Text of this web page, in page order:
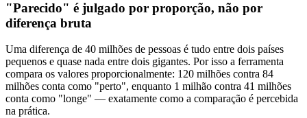
"Parecido" é julgado por proporção, não por
diferença bruta
Uma diferença de 40 milhões de pessoas é tudo entre dois países
pequenos e quase nada entre dois gigantes. Por isso a ferramenta
compara os valores proporcionalmente: 120 milhões contra 84
milhões conta como "perto", enquanto 1 milhão contra 41 milhões
conta como "longe" — exatamente como a comparação é percebida
na prática.